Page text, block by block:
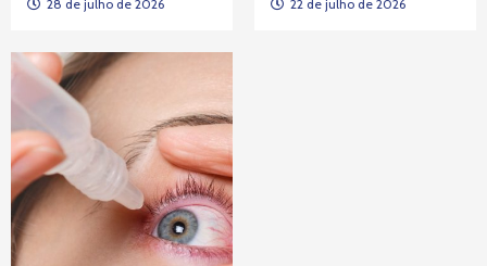
28 de julho de 2026 22 de julho de 2026